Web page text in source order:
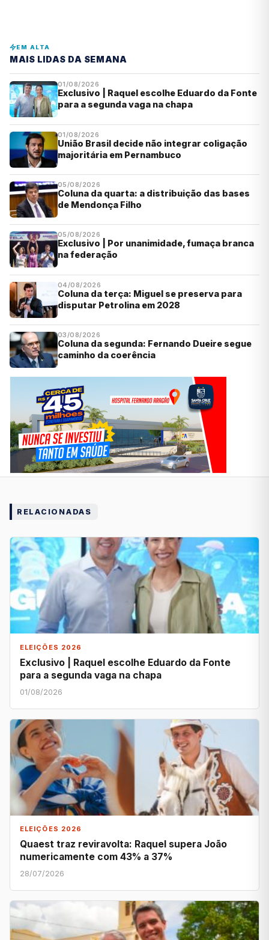
EM ALTA
MAIS LIDAS DA SEMANA
01/08/2026
Exclusivo | Raquel escolhe Eduardo da Fonte
para a segunda vaga na chapa
01/08/2026
União Brasil decide não integrar coligação
majoritária em Pernambuco
05/08/2026
Coluna da quarta: a distribuição das bases
de Mendonça Filho
05/08/2026
Exclusivo | Por unanimidade, fumaça branca
na federação
04/08/2026
Coluna da terça: Miguel se preserva para
disputar Petrolina em 2028
03/08/2026
Coluna da segunda: Fernando Dueire segue
caminho da coerência
RELACIONADAS
ELEIÇÕES 2026
Exclusivo | Raquel escolhe Eduardo da Fonte
para a segunda vaga na chapa
01/08/2026
ELEIÇÕES 2026
Quaest traz reviravolta: Raquel supera João
numericamente com 43% a 37%
28/07/2026